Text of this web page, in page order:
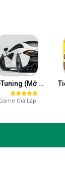
3DTuning (Mở Khóa Tất Cả) 3.7.877
Game Giả Lập